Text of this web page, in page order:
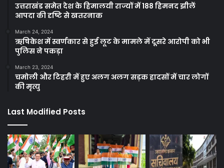
उत्तराखंड समेत देश के हिमालयी राज्यों में 188 हिमनद झीलें
आपदा की दृष्टि से खतरनाक
March 24, 2024
ऋषिकेश में स्वर्णकार से हुई लूट के मामले में दूसरे आरोपी को भी
पुलिस ने पकड़ा
March 23, 2024
चमोली और टिहरी में हुए अलग अलग सड़क हादसों में चार लोगों
की मृत्यु
Last Modified Posts